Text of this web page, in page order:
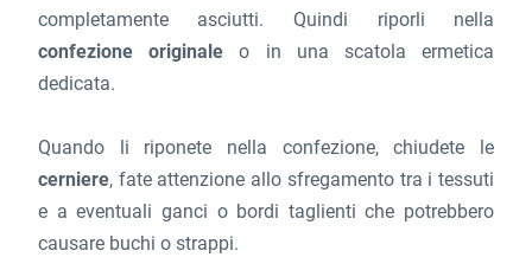
completamente asciutti. Quindi riporli nella
confezione originale o in una scatola ermetica
dedicata.
Quando li riponete nella confezione, chiudete le
cerniere, fate attenzione allo sfregamento tra i tessuti
e a eventuali ganci o bordi taglienti che potrebbero
causare buchi o strappi.